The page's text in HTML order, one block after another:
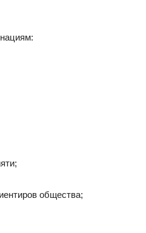
общества;